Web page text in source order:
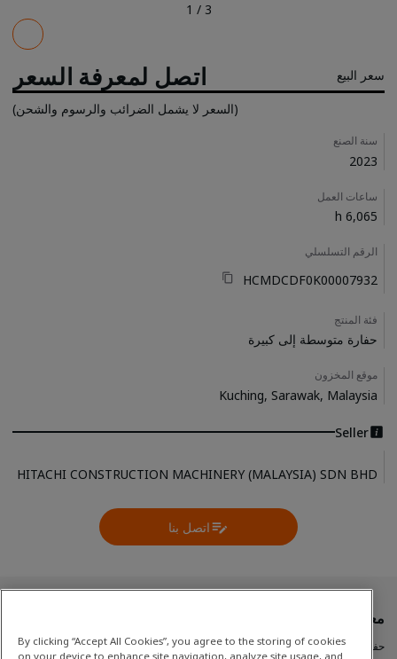
1 / 3
سعر البيع اتصل لمعرفة السعر
(السعر لا يشمل الضرائب والرسوم والشحن)
Details
سنة الصنع
2023
ساعات العمل
6,065 h
الرقم التسلسلي
HCMDCDF0K00007932
فئة المنتج
حفارة متوسطة إلى كبيرة
موقع المخزون
Kuching, Sarawak, Malaysia
Seller
HITACHI CONSTRUCTION MACHINERY (MALAYSIA) SDN BHD
Contact Us
اتصل بنا
معدات مستعملة
حفارة متوسطة إلى كبيرة
By clicking “Accept All Cookies”, you agree to the storing of cookies
on your device to enhance site navigation, analyze site usage, and